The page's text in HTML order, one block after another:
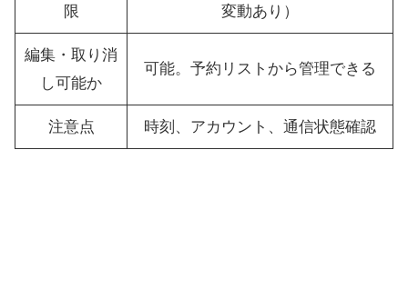
限
変動あり）
編集・取り消
し可能か
可能。予約リストから管理できる
注意点 時刻、アカウント、通信状態確認